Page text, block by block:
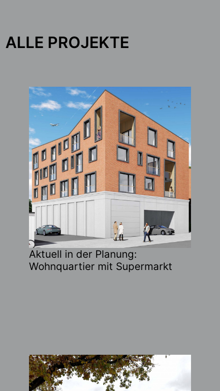
ALLE PROJEKTE
Aktuell in der Planung:
Wohnquartier mit Supermarkt